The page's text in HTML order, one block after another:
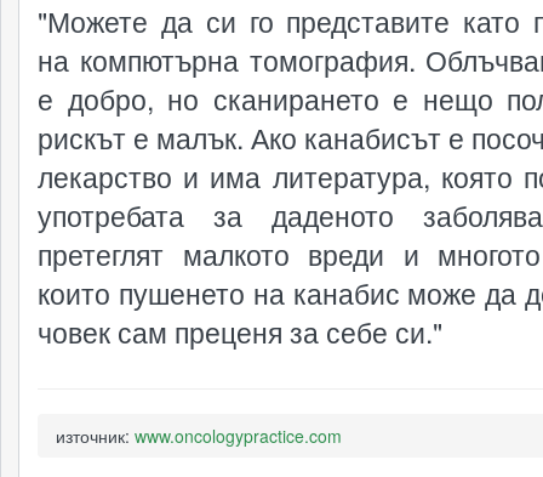
"Можете да си го представите като
на компютърна томография.
е добро, но сканирането е нещо
рискът е малък. Ако канабисът е
лекарство и има литература, която
употребата за даденото
претеглят малкото вреди и
които пушенето на канабис може да
човек сам преценя за себе си."
източник: www.oncologypractice.com